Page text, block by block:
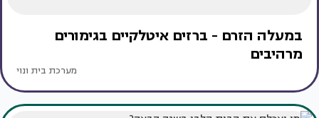
במעלה הזרם - ברזים איטלקיים בגימורים
מרהיבים
מערכת בית ונוי